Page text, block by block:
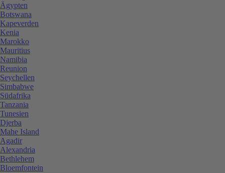
Ägypten
Botswana
Kapeverden
Kenia
Marokko
Mauritius
Namibia
Reunion
Seychellen
Simbabwe
Südafrika
Tanzania
Tunesien
Djerba
Mahe Island
Agadir
Alexandria
Bethlehem
Bloemfontein